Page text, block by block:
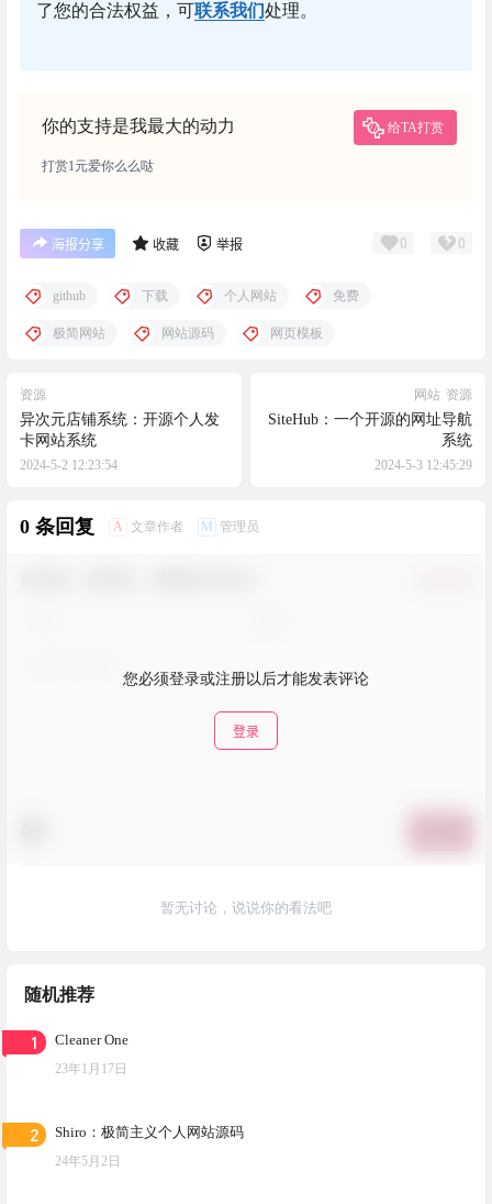
了您的合法权益，可联系我们处理。
你的支持是我最大的动力 给TA打赏
打赏1元爱你么么哒
海报分享 收藏 举报 0 0
github 下载 个人网站 免费
极简网站 网站源码 网页模板
资源
异次元店铺系统：开源个人发
卡网站系统
2024-5-2 12:23:54
网站 资源
SiteHub：一个开源的网址导航
系统
2024-5-3 12:45:29
0 条回复 A 文章作者 M 管理员
您必须登录或注册以后才能发表评论
登录
暂无讨论，说说你的看法吧
随机推荐
1 Cleaner One
23年1月17日
2 Shiro：极简主义个人网站源码
24年5月2日